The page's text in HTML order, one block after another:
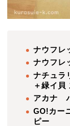
ナウフレ
ナウフレ
ナチュラ
＋緑イ貝
アカナ
GO!カー
ピー